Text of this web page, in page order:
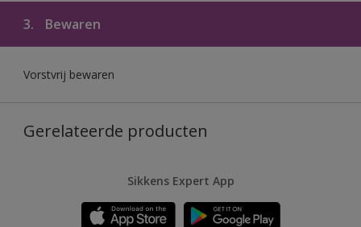
3. Bewaren
Vorstvrij bewaren
Gerelateerde producten
Sikkens Expert App